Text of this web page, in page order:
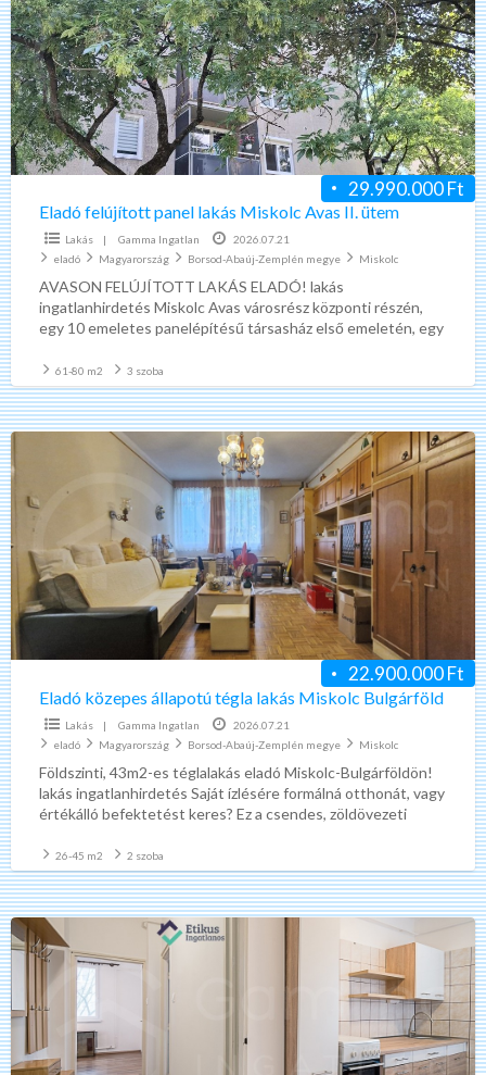
panel
lakás
Miskolc
Avas
II.
ütem
29.990.000 Ft
Eladó felújított panel lakás Miskolc Avas II. ütem
Lakás | Gamma Ingatlan
2026.07.21
eladó
Magyarország Borsod-Abaúj-Zemplén megye Miskolc
AVASON FELÚJÍTOTT LAKÁS ELADÓ! lakás
ingatlanhirdetés Miskolc Avas városrész központi részén,
egy 10 emeletes panelépítésű társasház első emeletén, egy
61-80 m2 3 szoba
Eladó
közepes
állapotú
tégla
lakás
Miskolc
Bulgárföld
22.900.000 Ft
Eladó közepes állapotú tégla lakás Miskolc Bulgárföld
Lakás | Gamma Ingatlan
2026.07.21
eladó
Magyarország Borsod-Abaúj-Zemplén megye Miskolc
Földszinti, 43m2-es téglalakás eladó Miskolc-Bulgárföldön!
lakás ingatlanhirdetés Saját ízlésére formálná otthonát, vagy
értékálló befektetést keres? Ez a csendes, zöldövezeti
26-45 m2 2 szoba
Eladó
felújított
tégla
lakás
Miskolc
Bulgárföld